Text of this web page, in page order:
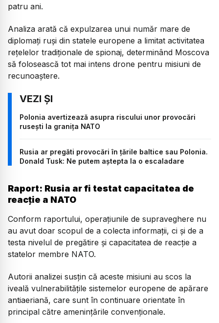
patru ani.
Analiza arată că expulzarea unui număr mare de
diplomați ruși din statele europene a limitat activitatea
rețelelor tradiționale de spionaj, determinând Moscova
să folosească tot mai intens drone pentru misiuni de
recunoaștere.
Polonia avertizează asupra riscului unor provocări
rusești la granița NATO
Rusia ar pregăti provocări în țările baltice sau Polonia.
Donald Tusk: Ne putem aștepta la o escaladare
Raport: Rusia ar fi testat capacitatea de
reacție a NATO
Conform raportului, operațiunile de supraveghere nu
au avut doar scopul de a colecta informații, ci și de a
testa nivelul de pregătire și capacitatea de reacție a
statelor membre NATO.
Autorii analizei susțin că aceste misiuni au scos la
iveală vulnerabilitățile sistemelor europene de apărare
antiaeriană, care sunt în continuare orientate în
principal către amenințările convenționale.